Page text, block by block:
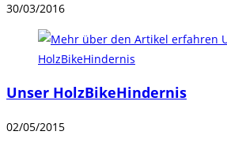
30/03/2016
Unser HolzBikeHindernis
02/05/2015